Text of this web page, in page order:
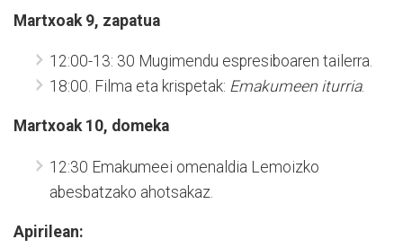
Martxoak 9, zapatua
12:00-13: 30 Mugimendu espresiboaren tailerra.
18:00. Filma eta krispetak: Emakumeen iturria.
Martxoak 10, domeka
12:30 Emakumeei omenaldia Lemoizko
abesbatzako ahotsakaz.
Apirilean: